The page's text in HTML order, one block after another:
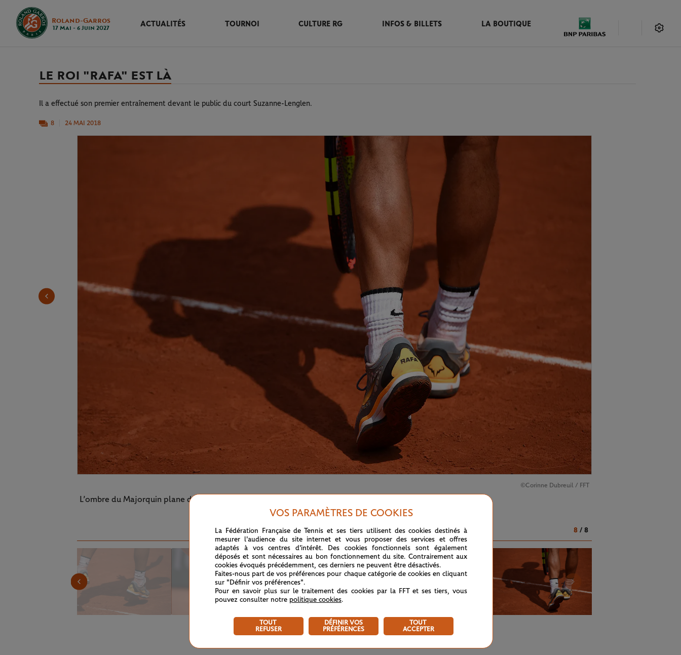
Roland-Garros
17 Mai - 6 Juin 2027
ACTUALITÉS TOURNOI CULTURE RG INFOS & BILLETS LA BOUTIQUE
LE ROI "RAFA" EST LÀ
Il a effectué son premier entraînement devant le public du court Suzanne-Lenglen.
8 24 MAI 2018
©Corinne Dubreuil / FFT
L’ombre du Majorquin plane déjà sur le tournoi....
8/ 8
VOS PARAMÈTRES DE COOKIES
La Fédération Française de Tennis et ses tiers utilisent des cookies destinés à
mesurer l'audience du site internet et vous proposer des services et offres
adaptés à vos centres d'intérêt. Des cookies fonctionnels sont également
déposés et sont nécessaires au bon fonctionnement du site. Contrairement aux
cookies évoqués précédemment, ces derniers ne peuvent être désactivés.
Faites-nous part de vos préférences pour chaque catégorie de cookies en cliquant
sur "Définir vos préférences".
Pour en savoir plus sur le traitement des cookies par la FFT et ses tiers, vous
pouvez consulter notre politique cookies.
TOUT
REFUSER
DÉFINIR VOS
PRÉFÉRENCES
TOUT
ACCEPTER